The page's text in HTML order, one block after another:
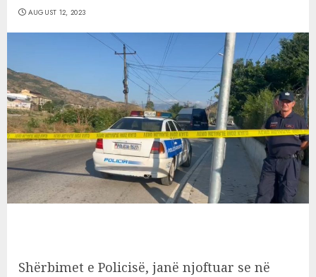
AUGUST 12, 2023
Shërbimet e Policisë, janë njoftuar se në